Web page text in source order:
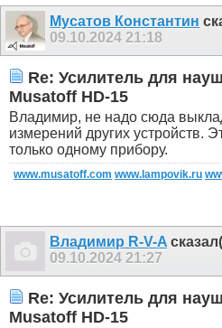
Мусатов Константин
09.10.2024 21:18
Re: Усилитель для
Musatoff HD-15
Владимир, не надо сюда
измерений других устройств.
только одному прибору.
www.musatoff.com www.lampovik.ru
Владимир R-V-A
09.10.2024 21:27
Re: Усилитель для
Musatoff HD-15